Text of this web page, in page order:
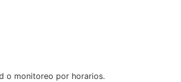
o monitoreo por horarios.